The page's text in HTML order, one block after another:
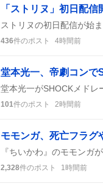
「ストリヌ」初日配
436件のポスト 4時間前
堂本光一、帝劇コンで
101件のポスト 2時間前
2,328件のポスト 1時間前